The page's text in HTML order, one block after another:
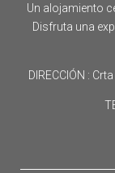
Un alojamiento
Disfruta una
DIRECCIÓN :